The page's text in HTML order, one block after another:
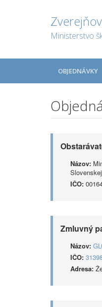
Ministerstvo
OBJEDNÁVKY
Názov:
IČO:
Zmluvný
Názov:
IČO:
Adresa: